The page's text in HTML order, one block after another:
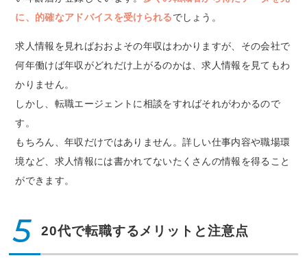
に、的確なアドバイスを受けられるでしょう。
求人情報を見ればおおよその年収はわかりますが、その会社で
何年働けば年収がどれだけ上がるのかは、求人情報を見てもわ
かりません。
しかし、転職エージェントに相談をすればそれがわかるので
す。
もちろん、年収だけではありません。詳しい仕事内容や職場環
境など、求人情報には書かれてないたくさんの情報を得ること
ができます。
5 20代で転職するメリットと注意点